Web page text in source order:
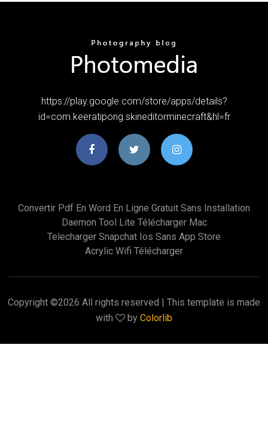
https://play.google.com/store/apps/details?
id=com.keeratipong.skineditorminecraft&hl=fr
Convertir Pdf En Word En Ligne Gratuit Sans Installation
Daemon Tool Lite Télécharger Mac
Telecharger Snapchat Ios Sans App Store
Acrylic Wifi Télécharger
Copyright ©2026 All rights reserved | This template is made
with
by Colorlib